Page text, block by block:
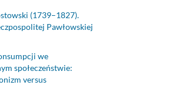
(1739–1827).
Pawłowskiej
we
społeczeństwie:
versus